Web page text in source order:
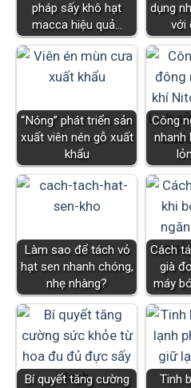
pháp sấy khô hạt
macca hiệu quả…
dụng
với
“Nóng” phát triển sản
xuất viên nén gỗ xuất
khẩu
Công
nhanh
Làm sao để tách vỏ
hạt sen nhanh chóng,
nhẹ nhàng?
Cách
già
máy
Bí quyết tăng cường
Tinh